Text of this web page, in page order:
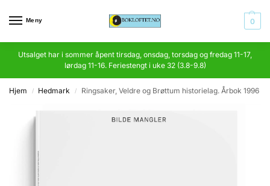
Meny 0
Utsalget har i sommer åpent tirsdag, onsdag, torsdag og fredag 11-17,
lørdag 11-16. Feriestengt i uke 32 (3.8-9.8)
Hjem / Hedmark / Ringsaker, Veldre og Brøttum historielag. Årbok 1996